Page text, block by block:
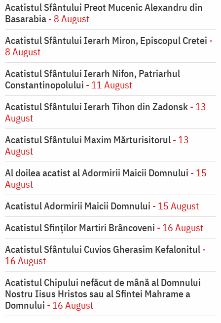
Acatistul Sfântului Preot Mucenic Alexandru din
Basarabia- 8 August
Acatistul Sfântului Ierarh Miron, Episcopul Cretei -
8 August
Acatistul Sfântului Ierarh Nifon, Patriarhul
Constantinopolului - 11 August
Acatistul Sfântului Ierarh Tihon din Zadonsk- 13
August
Acatistul Sfântului Maxim Mărturisitorul- 13
August
Al doilea acatist al Adormirii Maicii Domnului - 15
August
Acatistul Adormirii Maicii Domnului - 15 August
Acatistul Sfinților Martiri Brâncoveni - 16 August
Acatistul Sfântului Cuvios Gherasim Kefalonitul-
16 August
Acatistul Chipului nefăcut de mână al Domnului
Nostru Iisus Hristos sau al Sfintei Mahrame a
Domnului - 16 August